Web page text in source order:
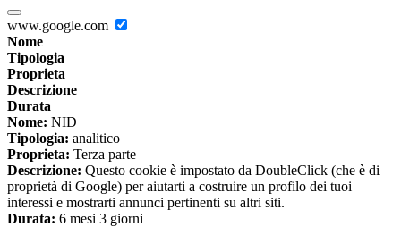
www.google.com
Nome
Tipologia
Proprieta
Descrizione
Durata
Nome: NID
Tipologia: analitico
Proprieta: Terza parte
Descrizione: Questo cookie è impostato da DoubleClick (che è di
proprietà di Google) per aiutarti a costruire un profilo dei tuoi
interessi e mostrarti annunci pertinenti su altri siti.
Durata: 6 mesi 3 giorni